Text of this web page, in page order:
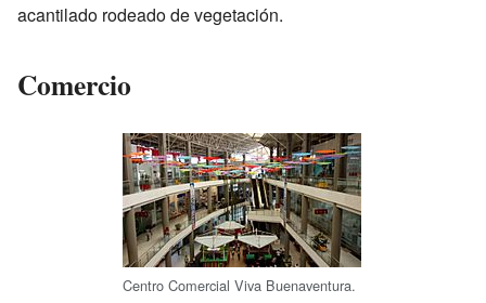
acantilado rodeado de vegetación.
Comercio
Centro Comercial Viva Buenaventura.